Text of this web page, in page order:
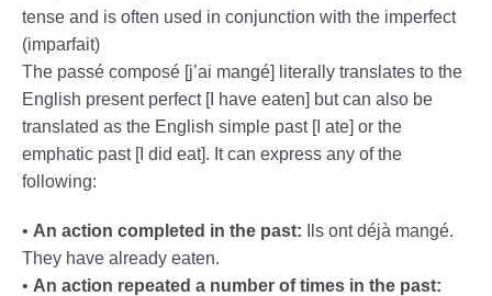
tense and is often used in conjunction with the imperfect
(imparfait)
The passé composé [j’ai mangé] literally translates to the
English present perfect [I have eaten] but can also be
translated as the English simple past [I ate] or the
emphatic past [I did eat]. It can express any of the
following:
• An action completed in the past: Ils ont déjà mangé.
They have already eaten.
• An action repeated a number of times in the past: